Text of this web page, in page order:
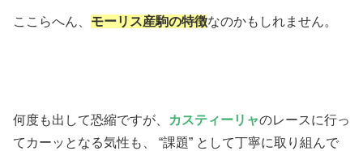
ここらへん、 モーリス産駒の特徴なのかもしれません。
何度も出して恐縮ですが、 カスティーリャのレースに行っ
てカーッとなる気性も、 “課題” として丁寧に取り組んで